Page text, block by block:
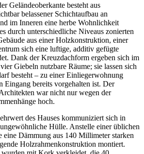
Geländeoberkante besteht aus
belassener Schichtaufbau an
im Inneren eine herbe Wohnlichkeit
durch unterschiedliche Niveaus zonierten
aus einer Holzkonstruktion, einer
sich eine luftige, additiv gefügte
Dank der Kreuzdachform ergeben sich im
Giebeln nutzbare Räume; sie lassen sich
besteht – zu einer Einliegerwohnung
Eingang bereits vorgehalten ist. Der
war nicht nur wegen der
hoch.
des Hauses kommuniziert sich in
Hülle. Anstelle einer üblichen
eine Dämmung aus 140 Millimeter starken
Holzrahmenkonstruktion montiert.